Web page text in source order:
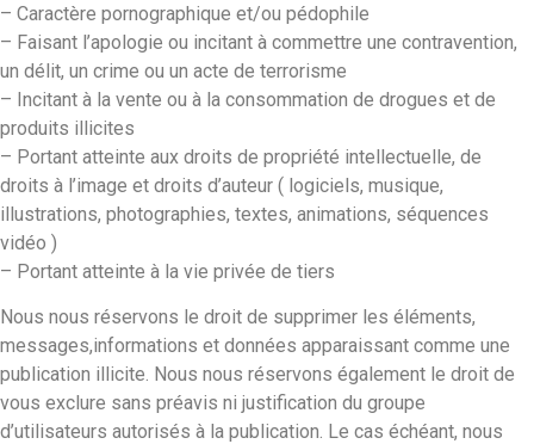
– Caractère pornographique et/ou pédophile
– Faisant l’apologie ou incitant à commettre une contravention,
un délit, un crime ou un acte de terrorisme
– Incitant à la vente ou à la consommation de drogues et de
produits illicites
– Portant atteinte aux droits de propriété intellectuelle, de
droits à l’image et droits d’auteur ( logiciels, musique,
illustrations, photographies, textes, animations, séquences
vidéo )
– Portant atteinte à la vie privée de tiers
Nous nous réservons le droit de supprimer les éléments,
messages,informations et données apparaissant comme une
publication illicite. Nous nous réservons également le droit de
vous exclure sans préavis ni justification du groupe
d’utilisateurs autorisés à la publication. Le cas échéant, nous